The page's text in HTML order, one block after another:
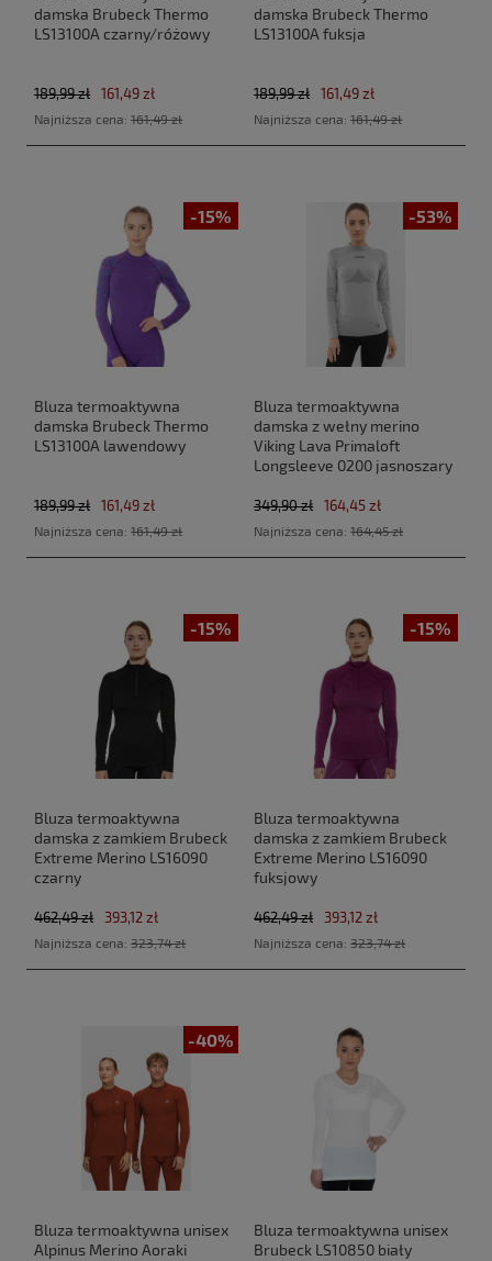
damska Brubeck Thermo
LS13100A czarny/różowy
161,49 zł
189,99 zł
Najniższa cena:161,49 zł
damska Brubeck Thermo
LS13100A fuksja
161,49 zł
189,99 zł
Najniższa cena:161,49 zł
-15%
Bluza termoaktywna
damska Brubeck Thermo
LS13100A lawendowy
161,49 zł
189,99 zł
Najniższa cena:161,49 zł
-53%
Bluza termoaktywna
damska z wełny merino
Viking Lava Primaloft
Longsleeve 0200 jasnoszary
164,45 zł
349,90 zł
Najniższa cena:164,45 zł
-15%
Bluza termoaktywna
damska z zamkiem Brubeck
Extreme Merino LS16090
czarny
393,12 zł
462,49 zł
Najniższa cena:323,74 zł
-15%
Bluza termoaktywna
damska z zamkiem Brubeck
Extreme Merino LS16090
fuksjowy
393,12 zł
462,49 zł
Najniższa cena:323,74 zł
-40%
Bluza termoaktywna unisex
Alpinus Merino Aoraki
Bluza termoaktywna unisex
Brubeck LS10850 biały